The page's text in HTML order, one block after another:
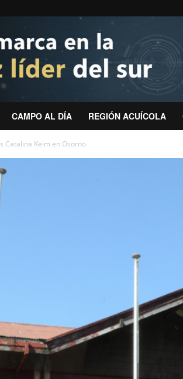
CAMPO AL DÍA REGIÓN ACUÍCOLA
Catalina Keim en Osorno